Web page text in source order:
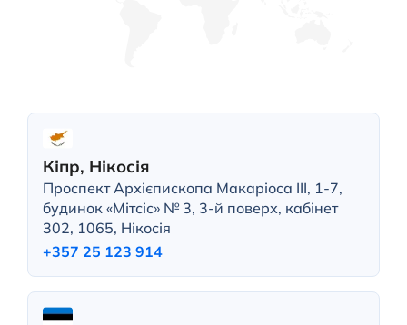
Кіпр, Нікосія
Проспект Архієпископа Макаріоса III, 1-7,
будинок «Мітсіс» № 3, 3-й поверх, кабінет
302, 1065, Нікосія
+357 25 123 914